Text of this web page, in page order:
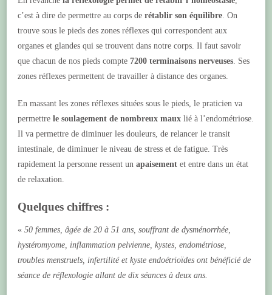
c’est à dire de permettre au corps de rétablir son équilibre. On
trouve sous le pieds des zones réflexes qui correspondent aux
organes et glandes qui se trouvent dans notre corps. Il faut savoir
que chacun de nos pieds compte 7200 terminaisons nerveuses. Ses
zones réflexes permettent de travailler à distance des organes.
En massant les zones réflexes situées sous le pieds, le praticien va
permettre le soulagement de nombreux maux lié à l’endométriose.
Il va permettre de diminuer les douleurs, de relancer le transit
intestinale, de diminuer le niveau de stress et de fatigue. Très
rapidement la personne ressent un apaisement et entre dans un état
de relaxation.
Quelques chiffres :
« 50 femmes, âgée de 20 à 51 ans, souffrant de dysménorrhée,
hystéromyome, inflammation pelvienne, kystes, endométriose,
troubles menstruels, infertilité et kyste endoétrioïdes ont bénéficié de
séance de réflexologie allant de dix séances à deux ans.